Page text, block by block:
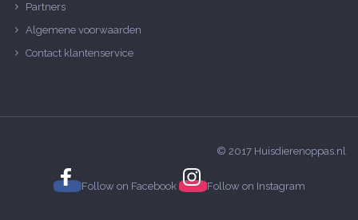
Partners
Algemene voorwaarden
Contact klantenservice
© 2017 Huisdierenoppas.nl
Follow on Facebook Follow on Instagram